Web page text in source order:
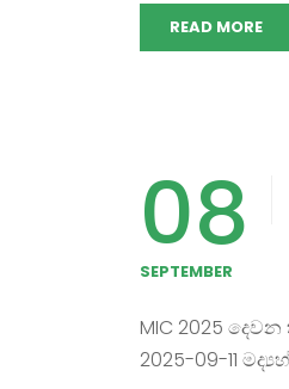
READ MORE
08
SEPTEMBER
MIC 2025
2025-09-11